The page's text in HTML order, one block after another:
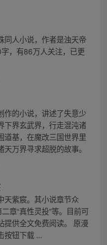
同人小说，作者是浊天帝
，有86万人关注，已更
作的小说，讲述了失意少
下界玄武界，行走混沌诸
道基，在魔改三国世界里
万界寻求超脱的故事。
天紫宸。其小说章节众
章“真性灵投”等。目前可
提供全文免费阅读。 原漫
按钮下载 ...